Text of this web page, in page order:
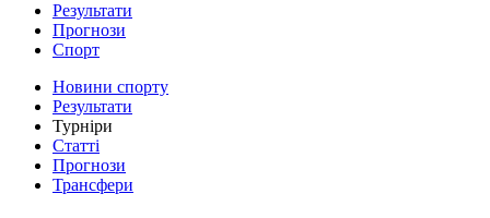
Результати
Прогнози
Спорт
Новини спорту
Результати
Турніри
Статті
Прогнози
Трансфери